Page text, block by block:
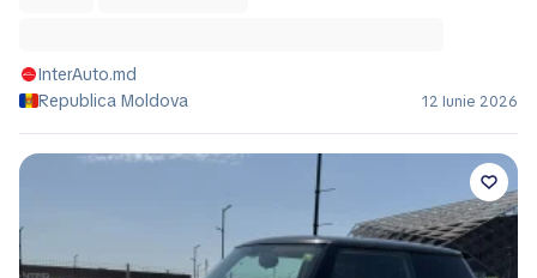
InterAuto.md
Republica Moldova
12 Iunie 2026